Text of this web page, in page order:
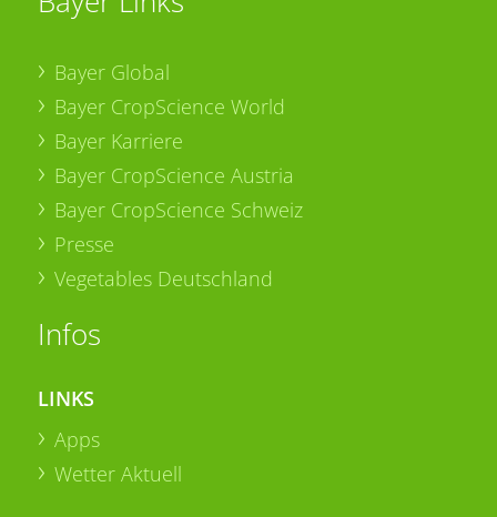
Bayer Global
Bayer CropScience World
Bayer Karriere
Bayer CropScience Austria
Bayer CropScience Schweiz
Presse
Vegetables Deutschland
Infos
LINKS
Apps
Wetter Aktuell